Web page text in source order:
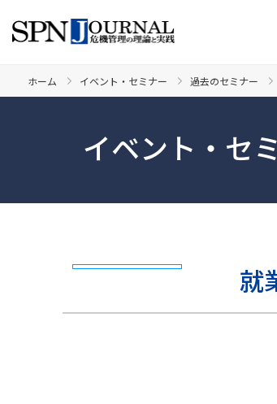
ホーム イベント・セミナー 過去のセミナー
イベント・セ
就